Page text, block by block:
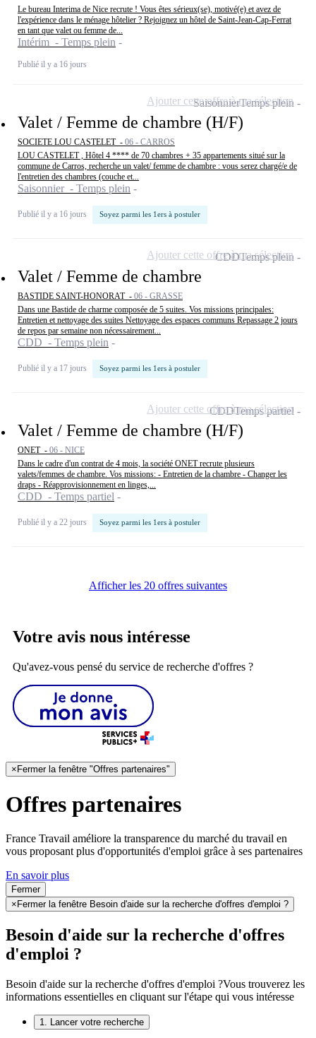
Le bureau Interima de Nice recrute ! Vous êtes sérieux(se), motivé(e) et avez de
l'expérience dans le ménage hôtelier ? Rejoignez un hôtel de Saint-Jean-Cap-Ferrat
en tant que valet ou femme de...
Intérim - Temps plein
Publié il y a 16 jours
Valet / Femme de chambre (H/F)
SOCIETE LOU CASTELET - 06 - CARROS
LOU CASTELET , Hôtel 4 **** de 70 chambres + 35 appartements situé sur la
commune de Carros, recherche un valet/ femme de chambre : vous serez chargé/e de
l'entretien des chambres (couche et...
Saisonnier - Temps plein
Publié il y a 16 jours Soyez parmi les 1ers à postuler
SaisonnierTemps plein
Ajouter cette offre à ma sélection
Valet / Femme de chambre
BASTIDE SAINT-HONORAT - 06 - GRASSE
Dans une Bastide de charme composée de 5 suites. Vos missions principales:
Entretien et nettoyage des suites Nettoyage des espaces communs Repassage 2 jours
de repos par semaine non nécessairement...
CDD - Temps plein
Publié il y a 17 jours Soyez parmi les 1ers à postuler
CDDTemps plein
Ajouter cette offre à ma sélection
Valet / Femme de chambre (H/F)
ONET - 06 - NICE
Dans le cadre d'un contrat de 4 mois, la société ONET recrute plusieurs
valets/femmes de chambre. Vos missions: - Entretien de la chambre - Changer les
draps - Réapprovisionnement en linges,...
CDD - Temps partiel
Publié il y a 22 jours Soyez parmi les 1ers à postuler
CDDTemps partiel
Ajouter cette offre à ma sélection
Afficher les 20 offres suivantes
Votre avis nous intéresse
Qu'avez-vous pensé du service de recherche d'offres ?
×Fermer la fenêtre "Offres partenaires"
Offres partenaires
France Travail améliore la transparence du marché du travail en
vous proposant plus d'opportunités d'emploi grâce à ses partenaires
En savoir plus
Fermer
× Fermer la fenêtre Besoin d'aide sur la recherche d'offres d'emploi ?
Besoin d'aide sur la recherche d'offres
d'emploi ?
Besoin d'aide sur la recherche d'offres d'emploi ?Vous trouverez les
informations essentielles en cliquant sur l'étape qui vous intéresse
1. Lancer votre recherche